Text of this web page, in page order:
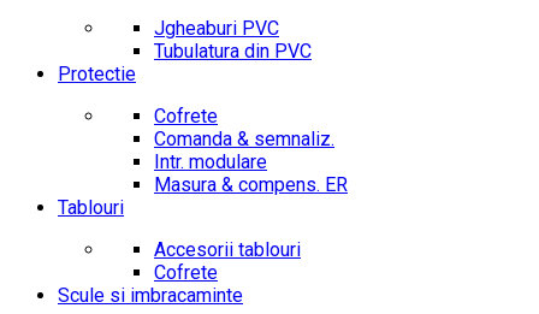
Jgheaburi PVC
Tubulatura din PVC
Protectie
Cofrete
Comanda & semnaliz.
Intr. modulare
Masura & compens. ER
Tablouri
Accesorii tablouri
Cofrete
Scule si imbracaminte